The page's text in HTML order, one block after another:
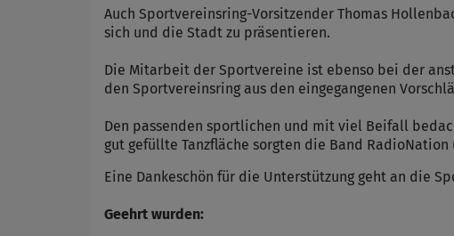
Auch Sportvereinsring-Vorsitzender Thomas
sich und die Stadt zu präsentieren.
Die Mitarbeit der Sportvereine ist ebenso bei der
den Sportvereinsring aus den eingegangenen
Den passenden sportlichen und mit viel Beifall
gut gefüllte Tanzfläche sorgten die Band RadioNation
Eine Dankeschön für die Unterstützung geht an die
Geehrt wurden: